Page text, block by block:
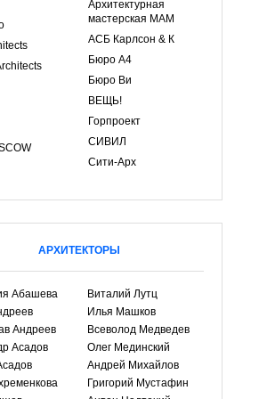
Архитектурная
мастерская МАМ
АСБ Карлсон & К
Бюро А4
Бюро Ви
ВЕЩЬ!
Горпроект
СИВИЛ
Сити-Арх
АРХИТЕКТОРЫ
Абашева
Андреев
Асадов
Виталий Лутц
Илья Машков
Всеволод Медведев
Олег Мединский
Андрей Михайлов
Григорий Мустафин